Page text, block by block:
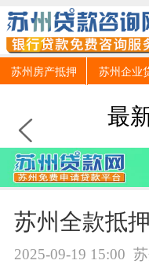
苏州房产抵押 苏州企业
最
苏州全款抵
2025-09-19 15:00